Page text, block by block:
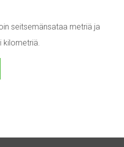
seitsemänsataa metriä ja
kilometriä.